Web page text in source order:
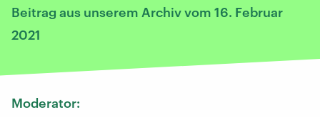
Beitrag aus unserem Archiv vom 16. Februar
2021
Moderator: